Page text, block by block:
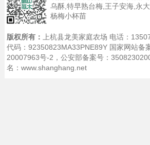
乌酥,特早熟台梅,王子安海,永
杨梅小杯苗
版权所有：
上杭县龙美家庭农场 电话：
代码：92350823MA33PNE89Y 国家网站备
20007963号-2 ，公安部备案号：
名：www.shanghang.net